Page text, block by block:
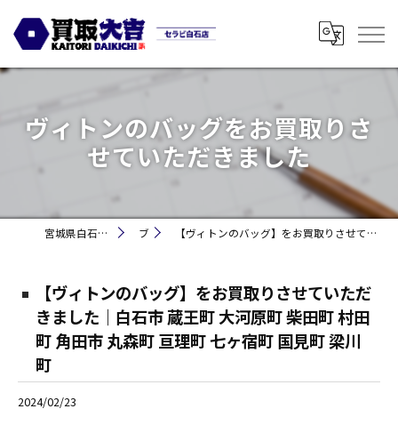
ヴィトンのバッグをお買取りさ
せていただきました
宮城県白石市の買取なら買取大吉セラビ白石店 ブログ 【ヴィトンのバッグ】をお買取りさせていただきました｜白石市 蔵王町 大河原町 柴田町 村田町 角田市 丸森町 亘理町 七ヶ宿町 国見町 梁川町
【ヴィトンのバッグ】をお買取りさせていただ
きました｜白石市 蔵王町 大河原町 柴田町 村田
町 角田市 丸森町 亘理町 七ヶ宿町 国見町 梁川
町
2024/02/23